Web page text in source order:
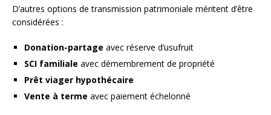
D’autres options de transmission patrimoniale méritent d’être
considérées :
Donation-partage avec réserve d’usufruit
SCI familiale avec démembrement de propriété
Prêt viager hypothécaire
Vente à terme avec paiement échelonné